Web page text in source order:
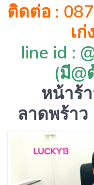
ติดต่อ :
เก่
line id :
(มี@
หน้าร้
ลาดพร้า